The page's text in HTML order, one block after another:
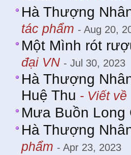
Hà Thượng
tác phẩm - Aug 20,
Một Mình rót
đại VN - Jul 30, 2023
Hà Thượng
Huệ Thu - Viết về
Mưa Buồn Long
Hà Thượng
phẩm - Apr 23, 2023